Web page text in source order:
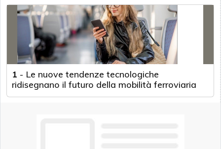
1 - Le nuove tendenze tecnologiche
ridisegnano il futuro della mobilità ferroviaria